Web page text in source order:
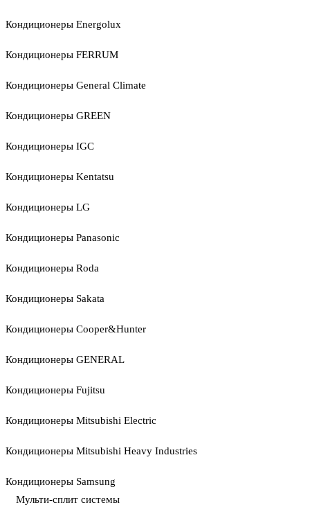
Кондиционеры Energolux
Кондиционеры FERRUM
Кондиционеры General Climate
Кондиционеры GREEN
Кондиционеры IGC
Кондиционеры Kentatsu
Кондиционеры LG
Кондиционеры Panasonic
Кондиционеры Roda
Кондиционеры Sakata
Кондиционеры Cooper&Hunter
Кондиционеры GENERAL
Кондиционеры Fujitsu
Кондиционеры Mitsubishi Electric
Кондиционеры Mitsubishi Heavy Industries
Кондиционеры Samsung
Мульти-сплит системы